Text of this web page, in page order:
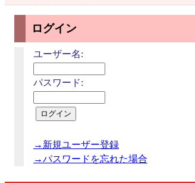
ログイン
ユーザー名:
パスワード:
→新規ユーザー登録
→パスワードを忘れた場合